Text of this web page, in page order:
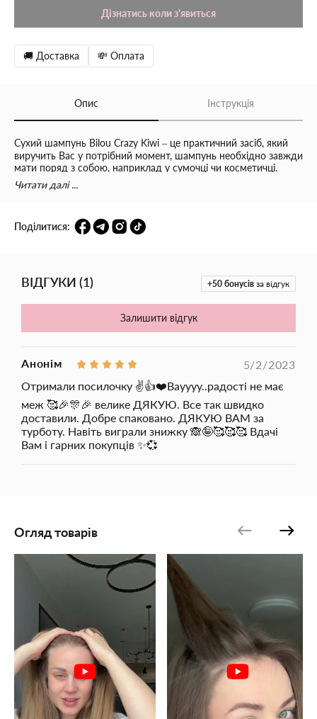
Дізнатись коли з'явиться
🚚 Доставка 💸 Оплата
Опис Інструкція
Сухий шампунь Bilou Crazy Kiwi – це практичний засіб, який
виручить Вас у потрібний момент, шампунь необхідно завжди
мати поряд з собою, наприклад у сумочці чи косметичці.
Сухий шампунь для волосся Bilou Crazy Kiwi сприяє м'якому
очищенню волосся від забруднення. Надає волоссю свіжості,
Завдяки сухому шампуню можна довго зберегти волосся
чистим і доглянутим, навіть якщо немає можливості довго не
Читати далі ...
Поділитися:
+50 бонусів за відгук
ВІДГУКИ (1)
Залишити відгук
Анонім
5/2/2023
Отримали посилочку ✌️👍❤️Вауууу..радості не має
меж 🥰🎉🎊🎉 велике ДЯКУЮ. Все так швидко
доставили. Добре спаковано. ДЯКУЮ ВАМ за
турботу. Навіть виграли знижку 🙈🤪🥰🥰🥰 Вдачі
Вам і гарних покупців ✨💞
Огляд товарів